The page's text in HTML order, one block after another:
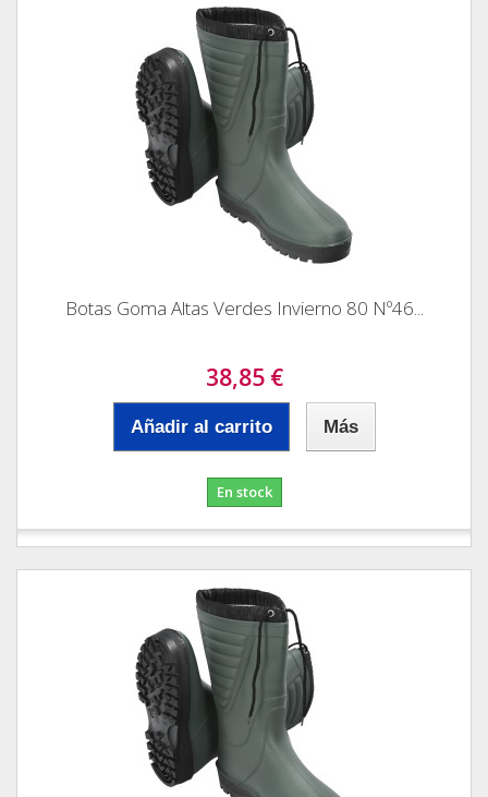
Botas Goma Altas Verdes Invierno 80 Nº46...
38,85 €
Añadir al carrito Más
En stock